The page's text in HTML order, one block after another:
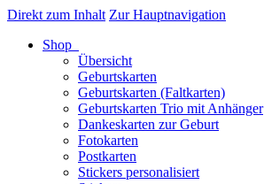
Direkt zum Inhalt Zur Hauptnavigation
Shop
Übersicht
Geburtskarten
Geburtskarten (Faltkarten)
Geburtskarten Trio mit Anhänger
Dankeskarten zur Geburt
Fotokarten
Postkarten
Stickers personalisiert